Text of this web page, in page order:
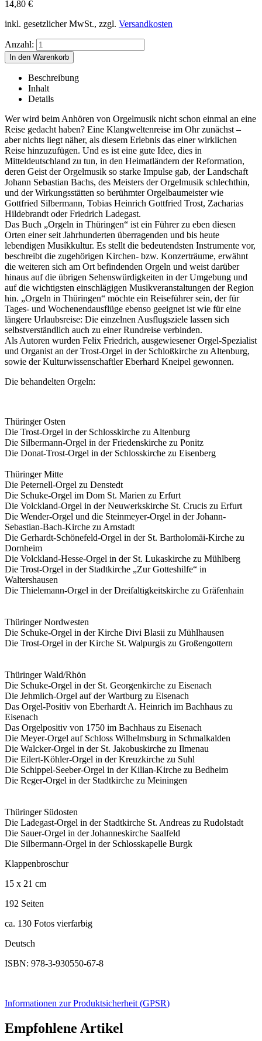
14,80 €
inkl. gesetzlicher MwSt., zzgl. Versandkosten
Anzahl:
Beschreibung
Inhalt
Details
Wer wird beim Anhören von Orgelmusik nicht schon einmal an eine
Reise gedacht haben? Eine Klangweltenreise im Ohr zunächst –
aber nichts liegt näher, als diesem Erlebnis das einer wirklichen
Reise hinzuzufügen. Und es ist eine gute Idee, dies in
Mitteldeutschland zu tun, in den Heimatländern der Reformation,
deren Geist der Orgelmusik so starke Impulse gab, der Landschaft
Johann Sebastian Bachs, des Meisters der Orgelmusik schlechthin,
und der Wirkungsstätten so berühmter Orgelbaumeister wie
Gottfried Silbermann, Tobias Heinrich Gottfried Trost, Zacharias
Hildebrandt oder Friedrich Ladegast.
Das Buch „Orgeln in Thüringen“ ist ein Führer zu eben diesen
Orten einer seit Jahrhunderten überragenden und bis heute
lebendigen Musikkultur. Es stellt die bedeutendsten Instrumente vor,
beschreibt die zugehörigen Kirchen- bzw. Konzerträume, erwähnt
die weiteren sich am Ort befindenden Orgeln und weist darüber
hinaus auf die übrigen Sehenswürdigkeiten in der Umgebung und
auf die wichtigsten einschlägigen Musikveranstaltungen der Region
hin. „Orgeln in Thüringen“ möchte ein Reiseführer sein, der für
Tages- und Wochenendausflüge ebenso geeignet ist wie für eine
längere Urlaubsreise: Die einzelnen Ausflugsziele lassen sich
selbstverständlich auch zu einer Rundreise verbinden.
Als Autoren wurden Felix Friedrich, ausgewiesener Orgel-Spezialist
und Organist an der Trost-Orgel in der Schloßkirche zu Altenburg,
sowie der Kulturwissenschaftler Eberhard Kneipel gewonnen.
Die behandelten Orgeln:
Thüringer Osten
Die Trost-Orgel in der Schlosskirche zu Altenburg
Die Silbermann-Orgel in der Friedenskirche zu Ponitz
Die Donat-Trost-Orgel in der Schlosskirche zu Eisenberg
Thüringer Mitte
Die Peternell-Orgel zu Denstedt
Die Schuke-Orgel im Dom St. Marien zu Erfurt
Die Volckland-Orgel in der Neuwerkskirche St. Crucis zu Erfurt
Die Wender-Orgel und die Steinmeyer-Orgel in der Johann-
Sebastian-Bach-Kirche zu Arnstadt
Die Gerhardt-Schönefeld-Orgel in der St. Bartholomäi-Kirche zu
Dornheim
Die Volckland-Hesse-Orgel in der St. Lukaskirche zu Mühlberg
Die Trost-Orgel in der Stadtkirche „Zur Gotteshilfe“ in
Waltershausen
Die Thielemann-Orgel in der Dreifaltigkeitskirche zu Gräfenhain
Thüringer Nordwesten
Die Schuke-Orgel in der Kirche Divi Blasii zu Mühlhausen
Die Trost-Orgel in der Kirche St. Walpurgis zu Großengottern
Thüringer Wald/Rhön
Die Schuke-Orgel in der St. Georgenkirche zu Eisenach
Die Jehmlich-Orgel auf der Wartburg zu Eisenach
Das Orgel-Positiv von Eberhardt A. Heinrich im Bachhaus zu
Eisenach
Das Orgelpositiv von 1750 im Bachhaus zu Eisenach
Die Meyer-Orgel auf Schloss Wilhelmsburg in Schmalkalden
Die Walcker-Orgel in der St. Jakobuskirche zu Ilmenau
Die Eilert-Köhler-Orgel in der Kreuzkirche zu Suhl
Die Schippel-Seeber-Orgel in der Kilian-Kirche zu Bedheim
Die Reger-Orgel in der Stadtkirche zu Meiningen
Thüringer Südosten
Die Ladegast-Orgel in der Stadtkirche St. Andreas zu Rudolstadt
Die Sauer-Orgel in der Johanneskirche Saalfeld
Die Silbermann-Orgel in der Schlosskapelle Burgk
Klappenbroschur
15 x 21 cm
192 Seiten
ca. 130 Fotos vierfarbig
Deutsch
ISBN: 978-3-930550-67-8
Informationen zur Produktsicherheit (GPSR)
Empfohlene Artikel